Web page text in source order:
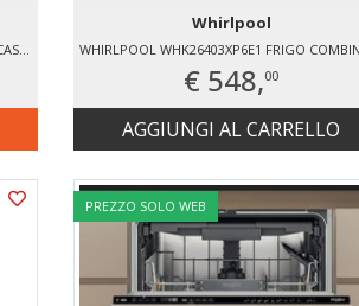
Whirlpool
€ 548,00
AGGIUNGI AL CARRELLO
PREZZO SOLO WEB